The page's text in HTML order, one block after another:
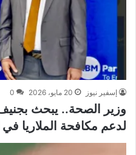
إسفير نيوز 20 مايو، 2026 0
وزير الصحة.. يبحث بجنيف
لدعم مكافحة الملاريا